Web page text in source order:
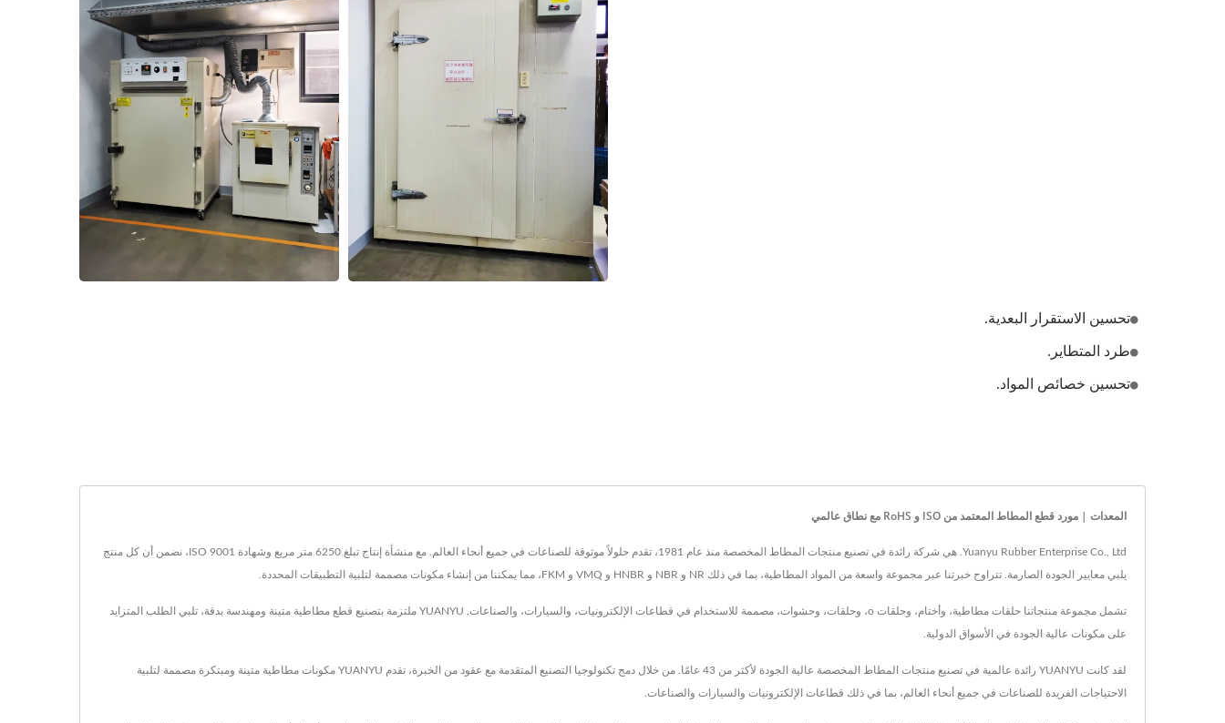
تحسين الاستقرار البعدية.
طرد المتطاير.
تحسين خصائص المواد.
المعدات | مورد قطع المطاط المعتمد من ISO و RoHS مع نطاق عالمي
Yuanyu Rubber Enterprise Co., Ltd. هي شركة رائدة في تصنيع منتجات المطاط المخصصة منذ عام 1981، تقدم حلولاً موثوقة للصناعات في جميع أنحاء العالم. مع منشأة إنتاج تبلغ 6250 متر مربع وشهادة ISO 9001، نضمن أن كل منتج
يلبي معايير الجودة الصارمة. تتراوح خبرتنا عبر مجموعة واسعة من المواد المطاطية، بما في ذلك NR و NBR و HNBR و VMQ و FKM، مما يمكننا من إنشاء مكونات مصممة لتلبية التطبيقات المحددة.
تشمل مجموعة منتجاتنا حلقات مطاطية، وأختام، وحلقات o، وحلقات، وحشوات، مصممة للاستخدام في قطاعات الإلكترونيات، والسيارات، والصناعات. YUANYU ملتزمة بتصنيع قطع مطاطية متينة ومهندسة بدقة، تلبي الطلب المتزايد
على مكونات عالية الجودة في الأسواق الدولية.
لقد كانت YUANYU رائدة عالمية في تصنيع منتجات المطاط المخصصة عالية الجودة لأكثر من 43 عامًا. من خلال دمج تكنولوجيا التصنيع المتقدمة مع عقود من الخبرة، تقدم YUANYU مكونات مطاطية متينة ومبتكرة مصممة لتلبية
الاحتياجات الفريدة للصناعات في جميع أنحاء العالم، بما في ذلك قطاعات الإلكترونيات والسيارات والصناعات.